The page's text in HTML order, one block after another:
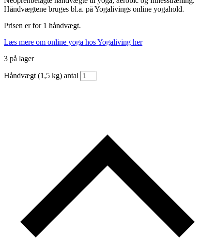
Håndvægtene bruges bl.a. på Yogalivings online yogahold.
Prisen er for 1 håndvægt.
Læs mere om online yoga hos Yogaliving her
3 på lager
Håndvægt (1,5 kg) antal